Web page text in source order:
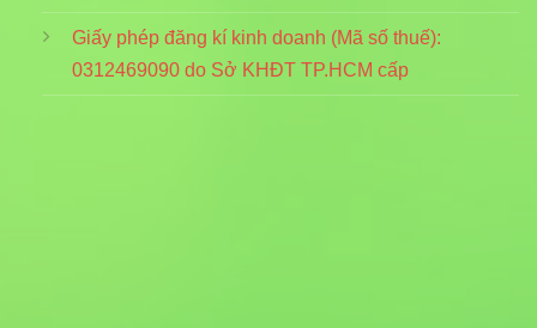
Giấy phép đăng kí kinh doanh (Mã số thuế):
0312469090 do Sở KHĐT TP.HCM cấp